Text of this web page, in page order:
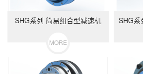
SHG系列 简易组合型减速机
MORE